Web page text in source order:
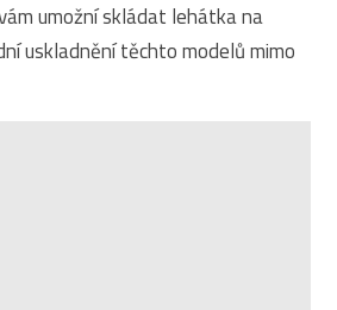
umožní skládat lehátka na
uskladnění těchto modelů mimo